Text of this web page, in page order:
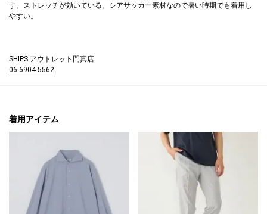
す。ストレッチが効いている。シアサッカー素材なので暑い時期でも着用し
すい。
SHIPS アウトレット門真店
06-6904-5562
着用アイテム